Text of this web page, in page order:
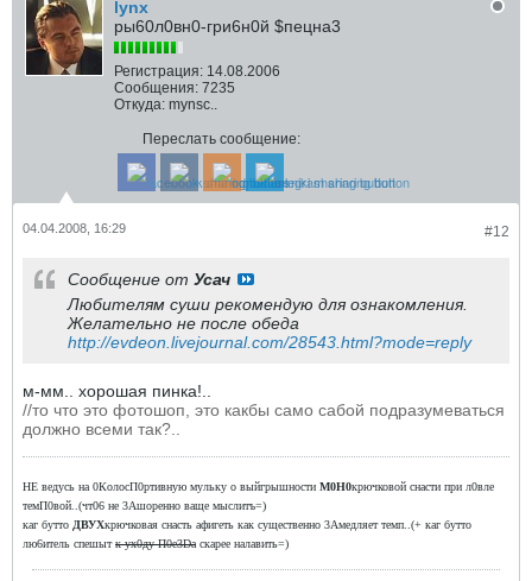
lynx
ры60л0вн0-гри6н0й $пецна3
Регистрация: 14.08.2006
Сообщения: 7235
Откуда: mynsc..
Переслать сообщение:
#12
04.04.2008, 16:29
Сообщение от Усач
Любителям суши рекомендую для ознакомления.
Желательно не после обеда
http://evdeon.livejournal.com/28543.html?mode=reply
м-мм.. хорошая пинка!..
//то что это фотошоп, это какбы само сабой подразумеваться
должно всеми так?..
НЕ ведусь на 0КолосП0ртивную мульку о выйгрышности М0Н0крючковой снасти при л0вле
темП0вой..(чт06 не 3Ашоренно ваще мыслитъ=)
каг бутто ДВУХкрючковая снасть афигеть как существенно 3Амедляет темп..(+ каг бутто
лю6итель спешытк ух0ду П0е3Dа скарее налавить=)